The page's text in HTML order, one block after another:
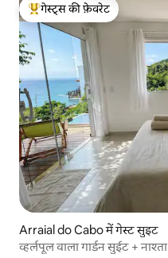
गेस्ट्स का टॉप फ़ेवरेट
गेस्ट्स की फ़ेवरेट
Arraial do Cabo में गेस्ट सुइट
व्हर्लपूल वाला गार्डन सुईट + नाश्ता